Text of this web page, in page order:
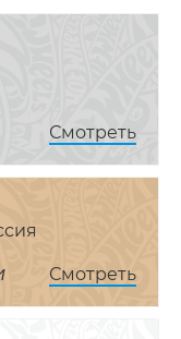
Смотреть
Смотреть